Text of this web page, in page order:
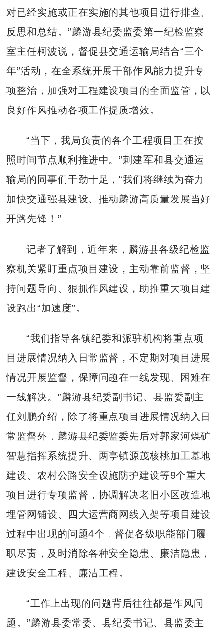
对已经实施或正在实施的其他项目进行排查、
反思和总结。”麟游县纪委监委第一纪检监察
室主任柯波说，督促县交通运输局结合“三个
年”活动，在全系统开展干部作风能力提升专
项整治，加强对工程建设项目的全面监管，以
良好作风推动各项工作提质增效。
“当下，我局负责的各个工程项目正在按
照时间节点顺利推进中。”剌建军和县交通运
输局的同事们干劲十足，“我们将继续为奋力
加快交通强县建设、推动麟游高质量发展当好
开路先锋！”
记者了解到，近年来，麟游县各级纪检监
察机关紧盯重点项目建设，主动靠前监督，坚
持问题导向、狠抓作风建设，助推重大项目建
设跑出“加速度”。
“我们指导各镇纪委和派驻机构将重点项
目进展情况纳入日常监督，不定期对项目进展
情况开展监督，保障问题在一线发现、困难在
一线解决。”麟游县纪委副书记、县监委副主
任刘鹏介绍，除了将重点项目进展情况纳入日
常监督外，麟游县纪委监委先后对郭家河煤矿
智慧指挥系统提升、两亭镇源茂核桃加工基地
建设、农村公路安全设施防护建设等9个重大
项目进行专项监督，协调解决老旧小区改造地
埋管网铺设、四大运营商网线入架等项目建设
过程中出现的问题4个，督促各级职能部门履
职尽责，及时消除各种安全隐患、廉洁隐患，
建设安全工程、廉洁工程。
“工作上出现的问题背后往往都是作风问
题。”麟游县委常委、县纪委书记、县监委主